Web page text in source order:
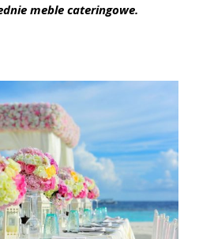
meble cateringowe.